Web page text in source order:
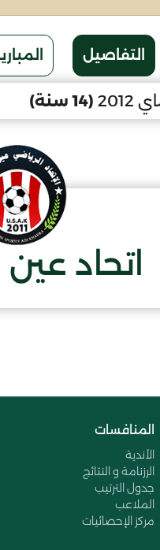
التفاصيل
(14 سنة)
اتحاد
المنافسات
الأندية
الرزنامة و النتائج
جدول الترتيب
الملاعب
مركز الإحصائيات